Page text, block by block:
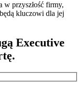
w przyszłość firmy,
kluczowi dla jej
Executive